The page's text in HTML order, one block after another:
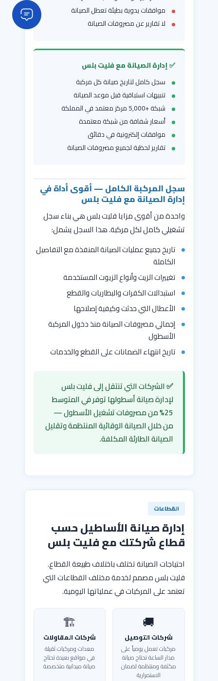
موافقات يدوية بطيئة تعطل الصيانة
لا تقارير عن مصروفات الصيانة
✅ إدارة الصيانة مع فليت بلس
سجل كامل لتاريخ صيانة كل مركبة
تنبيهات استباقية قبل موعد الصيانة
شبكة +5,000 مركز معتمد في المملكة
أسعار شفافة من شبكة معتمدة
موافقات إلكترونية في دقائق
تقارير لحظية لجميع مصروفات الصيانة
سجل المركبة الكامل — أقوى أداة في
إدارة الصيانة مع فليت بلس
واحدة من أقوى مزايا فليت بلس هي بناء سجل
تشغيلي كامل لكل مركبة. هذا السجل يشمل:
تاريخ جميع عمليات الصيانة المنفذة مع التفاصيل
الكاملة
تغييرات الزيت وأنواع الزيوت المستخدمة
استبدالات الكفرات والبطاريات والقطع
الأعطال التي حدثت وكيفية إصلاحها
إجمالي مصروفات الصيانة منذ دخول المركبة
الأسطول
تاريخ انتهاء الضمانات على القطع والخدمات
✅ الشركات التي تنتقل إلى فليت بلس
لإدارة صيانة أسطولها توفر في المتوسط
25% من مصروفات تشغيل الأسطول —
من خلال الصيانة الوقائية المنتظمة وتقليل
الصيانة الطارئة المكلفة.
القطاعات
إدارة صيانة الأساطيل حسب
قطاع شركتك مع فليت بلس
احتياجات الصيانة تختلف باختلاف طبيعة القطاع.
فليت بلس مصمم لخدمة مختلف القطاعات التي
تعتمد على المركبات في عملياتها اليومية.
🚚
شركات التوصيل
مركبات تعمل يومياً على
مدار الساعة تحتاج صيانة
مكثفة ومنتظمة لضمان
الاستمرارية
🏗️
شركات المقاولات
معدات ومركبات ثقيلة
في مواقع بعيدة تحتاج
صيانة ميدانية متخصصة